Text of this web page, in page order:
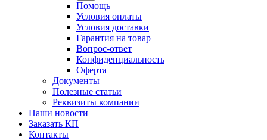
Помощь
Условия оплаты
Условия доставки
Гарантия на товар
Вопрос-ответ
Конфиденциальность
Оферта
Документы
Полезные статьи
Реквизиты компании
Наши новости
Заказать КП
Контакты